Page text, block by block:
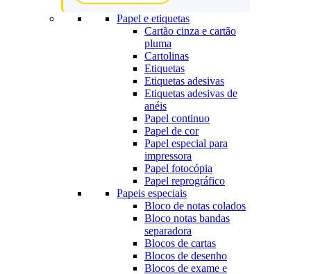
Papel e etiquetas
Cartão cinza e cartão
pluma
Cartolinas
Etiquetas
Etiquetas adesivas
Etiquetas adesivas de
anéis
Papel continuo
Papel de cor
Papel especial para
impressora
Papel fotocópia
Papel reprográfico
Papeis especiais
Bloco de notas colados
Bloco notas bandas
separadora
Blocos de cartas
Blocos de desenho
Blocos de exame e